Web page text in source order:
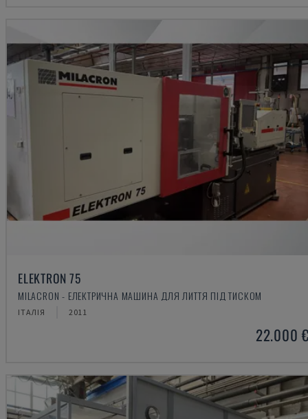
ELEKTRON 75
MILACRON - ЕЛЕКТРИЧНА МАШИНА ДЛЯ ЛИТТЯ ПІД ТИСКОМ
ІТАЛІЯ 2011
22.000